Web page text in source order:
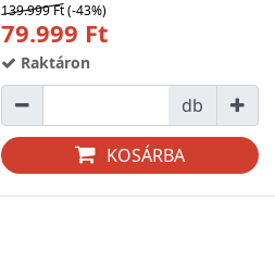
139.999 Ft(-43%)
79.999 Ft
Raktáron
db
KOSÁRBA